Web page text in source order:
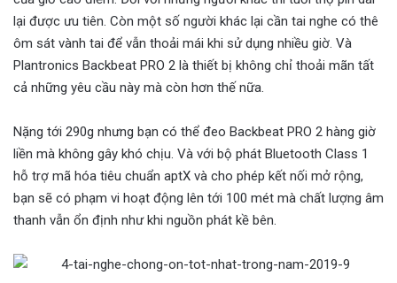
lại được ưu tiên. Còn một số người khác lại cần tai nghe có thê
ôm sát vành tai để vẫn thoải mái khi sử dụng nhiều giờ. Và
Plantronics Backbeat PRO 2 là thiết bị không chỉ thoải mãn tất
cả những yêu cầu này mà còn hơn thế nữa.
Nặng tới 290g nhưng bạn có thể đeo Backbeat PRO 2 hàng giờ
liền mà không gây khó chịu. Và với bộ phát Bluetooth Class 1
hỗ trợ mã hóa tiêu chuẩn aptX và cho phép kết nối mở rộng,
bạn sẽ có phạm vi hoạt động lên tới 100 mét mà chất lượng âm
thanh vẫn ổn định như khi nguồn phát kề bên.